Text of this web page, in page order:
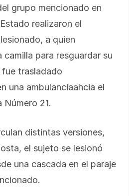
grupo mencionado en
realizaron el
a quien
camilla para resguardar su
fue trasladado
una ambulanciaahcia el
Número 21.
distintas versiones,
el sujeto se lesionó
una cascada en el paraje